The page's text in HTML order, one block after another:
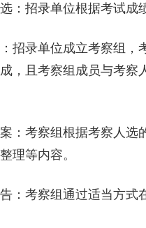
：招录单位根据考试成
招录单位成立考察组，
，且考察组成员与考察
：考察组根据考察人选
理等内容。
：考察组通过适当方式